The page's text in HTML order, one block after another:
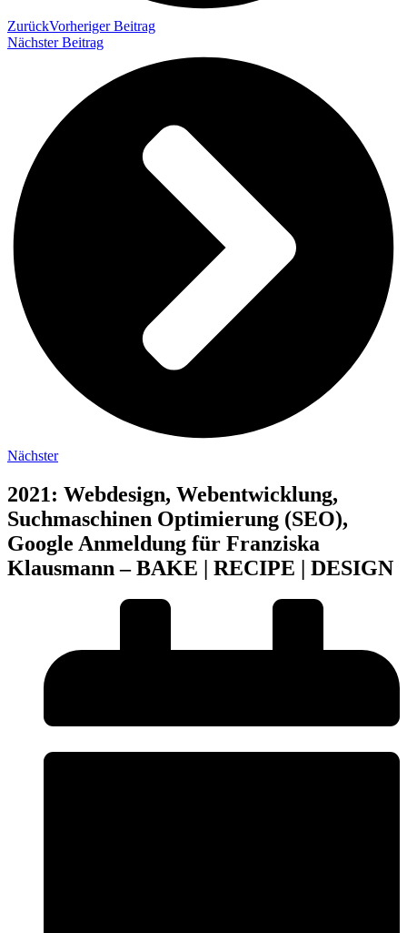
ZurückVorheriger Beitrag
Nächster Beitrag
Nächster
2021: Webdesign, Webentwicklung,
Suchmaschinen Optimierung (SEO),
Google Anmeldung für Franziska
Klausmann – BAKE | RECIPE | DESIGN